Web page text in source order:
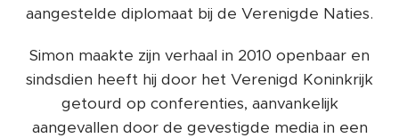
aangestelde diplomaat bij de Verenigde Naties.
Simon maakte zijn verhaal in 2010 openbaar en
sindsdien heeft hij door het Verenigd Koninkrijk
getourd op conferenties, aanvankelijk
aangevallen door de gevestigde media in een